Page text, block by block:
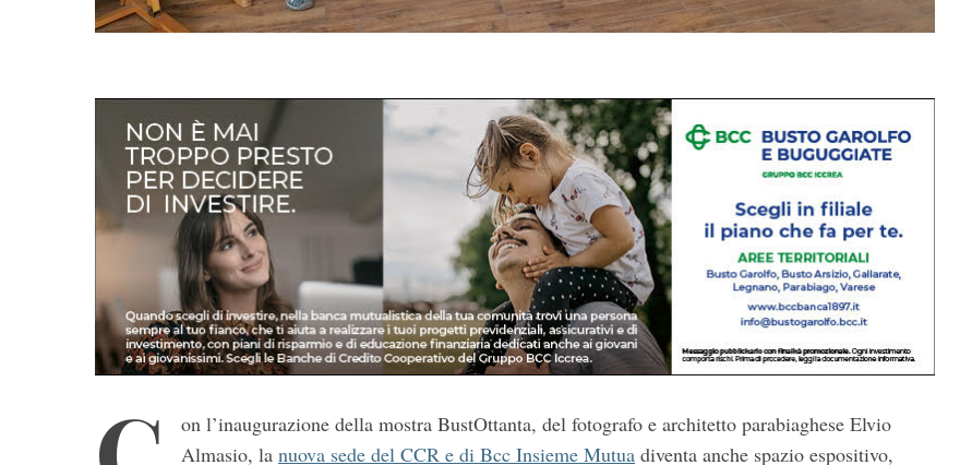
on l’inaugurazione della mostra BustOttanta, del fotografo e architetto parabiaghese Elvio
Almasio, la nuova sede del CCR e di Bcc Insieme Mutua diventa anche spazio espositivo,